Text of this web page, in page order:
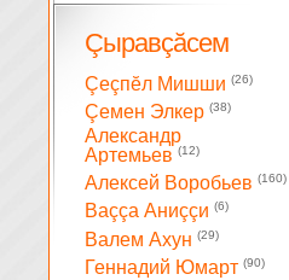
Çыравçăсем
Çеçпĕл Мишши (26)
Çемен Элкер (38)
Александр
Артемьев (12)
Алексей Воробьев (160)
Ваççа Аниççи (6)
Валем Ахун (29)
Геннадий Юмарт (90)